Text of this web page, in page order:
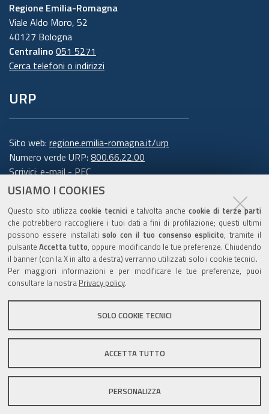
USIAMO I COOKIES
Questo sito utilizza cookie tecnici e talvolta anchecookie di terze parti
che potrebbero raccogliere i tuoi dati a fini di profilazione; questi ultimi
possono essere installatisolo con il tuo consenso esplicito, tramite il
pulsanteAccetta tutto, oppure modificando le tue preferenze. Chiudendo
il banner (con la X in alto a destra) verranno utilizzati solo i cookie tecnici.
Per maggiori informazioni e per modificare le tue preferenze, puoi
consultare la nostra Privacy policy.
SOLO COOKIE TECNICI
ACCETTA TUTTO
PERSONALIZZA
Regione Emilia-Romagna
Viale Aldo Moro, 52
40127 Bologna
Centralino 051 5271
Cerca telefoni o indirizzi
URP
Sito web: regione.emilia-romagna.it/urp
Numero verde URP: 800.66.22.00
Scrivici:e-mail-PEC
Trasparenza
Amministrazione trasparente
Note legali e copyright
Privacy e cookie
Gestisci i cookie
Dichiarazione di accessibilità
C.F. 800.625.903.79